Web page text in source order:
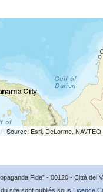
Esri, DeLorme,
Fide” - 00120 - Città del
site sont publiés sous Licence